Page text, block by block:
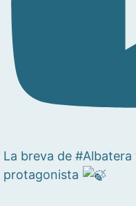
La breva de
protagonista